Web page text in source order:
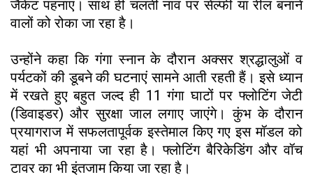
जैकेट पहनाएं। साथ ही चलती नाव पर सेल्फी या रील बनाने
वालों को रोका जा रहा है।
उन्होंने कहा कि गंगा स्नान के दौरान अक्सर श्रद्धालुओं व
पर्यटकों की डूबने की घटनाएं सामने आती रहती हैं। इसे ध्यान
में रखते हुए बहुत जल्द ही 11 गंगा घाटों पर फ्लोटिंग जेटी
(डिवाइडर) और सुरक्षा जाल लगाए जाएंगे। कुंभ के दौरान
प्रयागराज में सफलतापूर्वक इस्तेमाल किए गए इस मॉडल को
यहां भी अपनाया जा रहा है। फ्लोटिंग बैरिकेडिंग और वॉच
टावर का भी इंतजाम किया जा रहा है।